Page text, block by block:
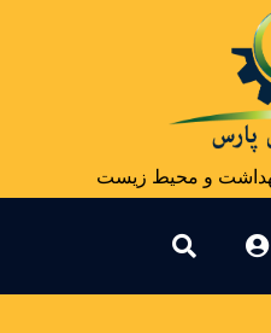
و محیط زیست